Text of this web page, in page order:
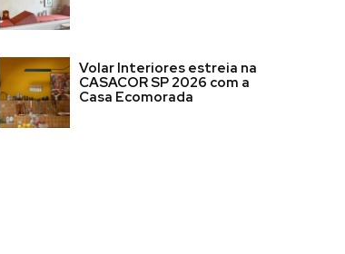
Volar Interiores estreia na
CASACOR SP 2026 com a
Casa Ecomorada